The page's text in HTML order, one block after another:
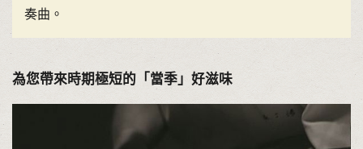
奏曲。
為您帶來時期極短的「當季」好滋味